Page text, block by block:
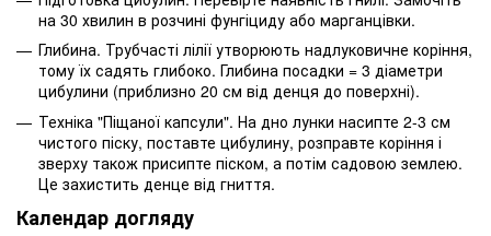
на 30 хвилин в розчині фунгіциду або марганцівки.
Глибина. Трубчасті лілії утворюють надлуковичне коріння,
тому їх садять глибоко. Глибина посадки = 3 діаметри
цибулини (приблизно 20 см від денця до поверхні).
Техніка "Піщаної капсули". На дно лунки насипте 2-3 см
чистого піску, поставте цибулину, розправте коріння і
зверху також присипте піском, а потім садовою землею.
Це захистить денце від гниття.
Календар догляду